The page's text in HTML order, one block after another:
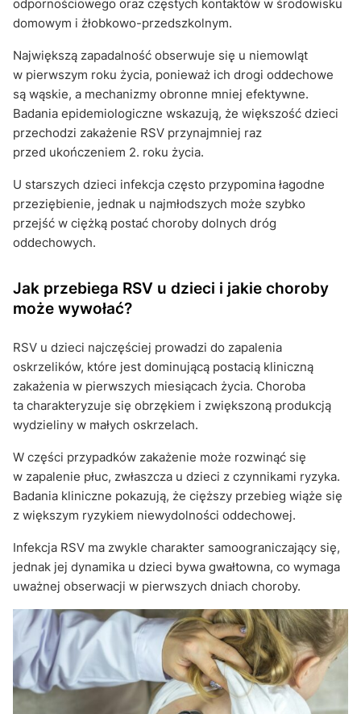
odpornościowego oraz częstych kontaktów w środowisku
domowym i żłobkowo-przedszkolnym.
Największą zapadalność obserwuje się u niemowląt
w pierwszym roku życia, ponieważ ich drogi oddechowe
są wąskie, a mechanizmy obronne mniej efektywne.
Badania epidemiologiczne wskazują, że większość dzieci
przechodzi zakażenie RSV przynajmniej raz
przed ukończeniem 2. roku życia.
U starszych dzieci infekcja często przypomina łagodne
przeziębienie, jednak u najmłodszych może szybko
przejść w ciężką postać choroby dolnych dróg
oddechowych.
Jak przebiega RSV u dzieci i jakie choroby
może wywołać?
RSV u dzieci najczęściej prowadzi do zapalenia
oskrzelików, które jest dominującą postacią kliniczną
zakażenia w pierwszych miesiącach życia. Choroba
ta charakteryzuje się obrzękiem i zwiększoną produkcją
wydzieliny w małych oskrzelach.
W części przypadków zakażenie może rozwinąć się
w zapalenie płuc, zwłaszcza u dzieci z czynnikami ryzyka.
Badania kliniczne pokazują, że cięższy przebieg wiąże się
z większym ryzykiem niewydolności oddechowej.
Infekcja RSV ma zwykle charakter samoograniczający się,
jednak jej dynamika u dzieci bywa gwałtowna, co wymaga
uważnej obserwacji w pierwszych dniach choroby.